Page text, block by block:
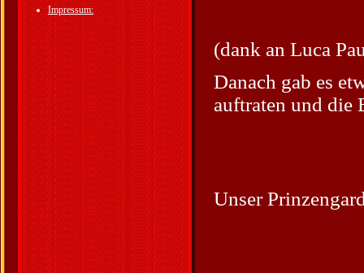
Impressum:
(dank an Luca
Danach gab es
auftraten und die
Unser